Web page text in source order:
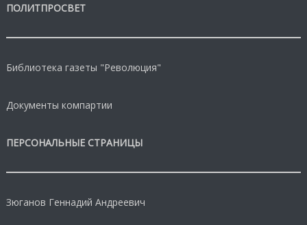
ПОЛИТПРОСВЕТ
Библиотека газеты "Революция"
Документы компартии
ПЕРСОНАЛЬНЫЕ СТРАНИЦЫ
Зюганов Геннадий Андреевич